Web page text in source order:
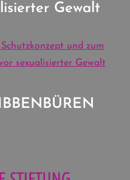
Gewalt
und zum
sexualisierter Gewalt